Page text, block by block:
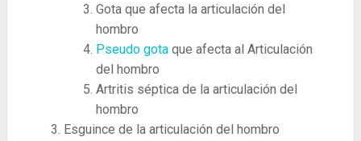
Gota que afecta la articulación del
hombro
Pseudo gota que afecta al Articulación
del hombro
Artritis séptica de la articulación del
hombro
Esguince de la articulación del hombro